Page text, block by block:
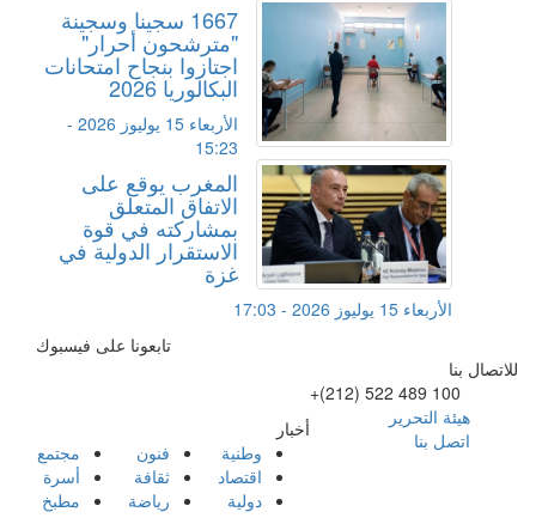
1667 سجينا وسجينة
"مترشحون أحرار"
اجتازوا بنجاح امتحانات
البكالوريا 2026
الأربعاء 15 يوليوز 2026 -
15:23
المغرب يوقع على
الاتفاق المتعلق
بمشاركته في قوة
الاستقرار الدولية في
غزة
الأربعاء 15 يوليوز 2026 - 17:03
تابعونا على فيسبوك
للاتصال بنا
+(212) 522 489 100
هيئة التحرير
اتصل بنا
أخبار
وطنية
اقتصاد
دولية
فنون
ثقافة
رياضة
مجتمع
أسرة
مطبخ